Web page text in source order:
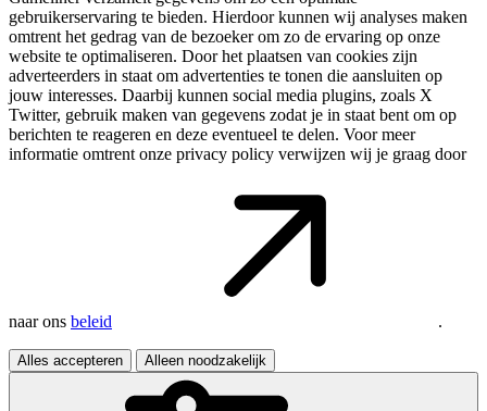
gebruikerservaring te bieden. Hierdoor kunnen wij analyses maken
omtrent het gedrag van de bezoeker om zo de ervaring op onze
website te optimaliseren. Door het plaatsen van cookies zijn
adverteerders in staat om advertenties te tonen die aansluiten op
jouw interesses. Daarbij kunnen social media plugins, zoals X
Twitter, gebruik maken van gegevens zodat je in staat bent om op
berichten te reageren en deze eventueel te delen. Voor meer
informatie omtrent onze privacy policy verwijzen wij je graag door
naar ons beleid .
Alles accepteren Alleen noodzakelijk